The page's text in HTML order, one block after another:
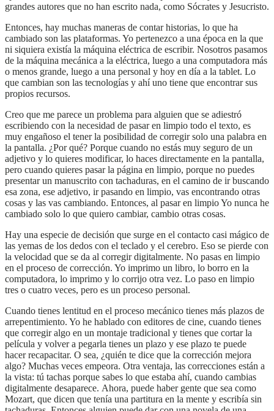
grandes autores que no han escrito nada, como Sócrates y Jesucristo.
Entonces, hay muchas maneras de contar historias, lo que ha
cambiado son las plataformas. Yo pertenezco a una época en la que
ni siquiera existía la máquina eléctrica de escribir. Nosotros pasamos
de la máquina mecánica a la eléctrica, luego a una computadora más
o menos grande, luego a una personal y hoy en día a la tablet. Lo
que cambian son las tecnologías y ahí uno tiene que encontrar sus
propios recursos.
Creo que me parece un problema para alguien que se adiestró
escribiendo con la necesidad de pasar en limpio todo el texto, es
muy engañoso el tener la posibilidad de corregir solo una palabra en
la pantalla. ¿Por qué? Porque cuando no estás muy seguro de un
adjetivo y lo quieres modificar, lo haces directamente en la pantalla,
pero cuando quieres pasar la página en limpio, porque no puedes
presentar un manuscrito con tachaduras, en el camino de ir buscando
esa zona, ese adjetivo, ir pasando en limpio, vas encontrando otras
cosas y las vas cambiando. Entonces, al pasar en limpio Yo nunca he
cambiado solo lo que quiero cambiar, cambio otras cosas.
Hay una especie de decisión que surge en el contacto casi mágico de
las yemas de los dedos con el teclado y el cerebro. Eso se pierde con
la velocidad que se da al corregir digitalmente. No pasas en limpio
en el proceso de corrección. Yo imprimo un libro, lo borro en la
computadora, lo imprimo y lo corrijo otra vez. Lo paso en limpio
tres o cuatro veces, pero es un proceso personal.
Cuando tienes lentitud en el proceso mecánico tienes más plazos de
arrepentimiento. Yo he hablado con editores de cine, cuando tienes
que corregir algo en un montaje tradicional y tienes que cortar la
película y volver a pegarla tienes un plazo y ese plazo te puede
hacer recapacitar. O sea, ¿quién te dice que la corrección mejora
algo? Muchas veces empeora. Otra ventaja, las correcciones están a
la vista: tú tachas porque sabes lo que estaba ahí, cuando cambias
digitalmente desaparece. Ahora, puede haber gente que sea como
Mozart, que dicen que tenía una partitura en la mente y escribía sin